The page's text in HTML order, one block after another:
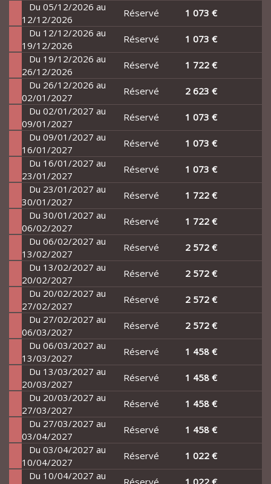
Du 05/12/2026 au
12/12/2026
Réservé
1 073 €
Du 12/12/2026 au
19/12/2026
Réservé
1 073 €
Du 19/12/2026 au
26/12/2026
Réservé
1 722 €
Du 26/12/2026 au
02/01/2027
Réservé
2 623 €
Du 02/01/2027 au
09/01/2027
Réservé
1 073 €
Du 09/01/2027 au
16/01/2027
Réservé
1 073 €
Du 16/01/2027 au
23/01/2027
Réservé
1 073 €
Du 23/01/2027 au
30/01/2027
Réservé
1 722 €
Du 30/01/2027 au
06/02/2027
Réservé
1 722 €
Du 06/02/2027 au
13/02/2027
Réservé
2 572 €
Du 13/02/2027 au
20/02/2027
Réservé
2 572 €
Du 20/02/2027 au
27/02/2027
Réservé
2 572 €
Du 27/02/2027 au
06/03/2027
Réservé
2 572 €
Du 06/03/2027 au
13/03/2027
Réservé
1 458 €
Du 13/03/2027 au
20/03/2027
Réservé
1 458 €
Du 20/03/2027 au
27/03/2027
Réservé
1 458 €
Du 27/03/2027 au
03/04/2027
Réservé
1 458 €
Du 03/04/2027 au
10/04/2027
Réservé
1 022 €
Du 10/04/2027 au
Réservé
1 022 €